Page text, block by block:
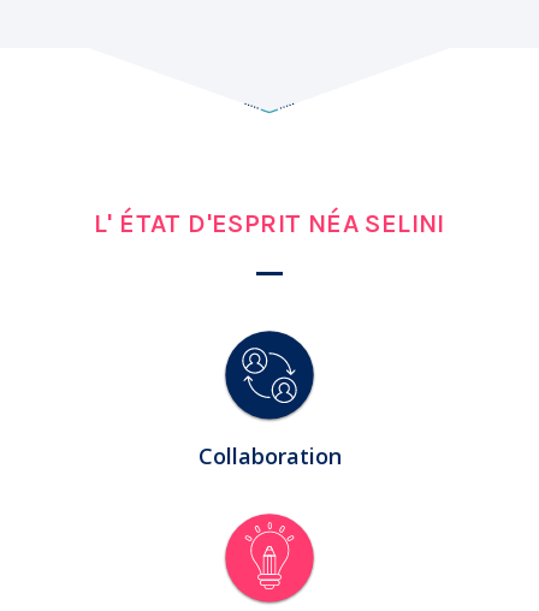
L' ÉTAT D'ESPRIT NÉA SELINI
Collaboration